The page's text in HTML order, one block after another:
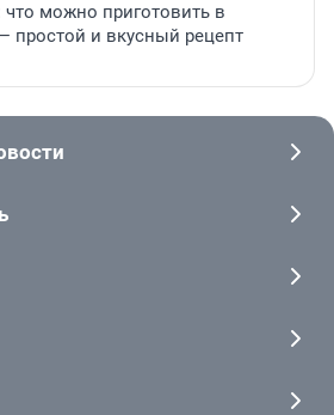
что можно приготовить в
простой и вкусный рецепт